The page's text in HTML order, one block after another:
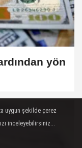
yön
uygun şekilde çerez
inceleyebilirsiniz...